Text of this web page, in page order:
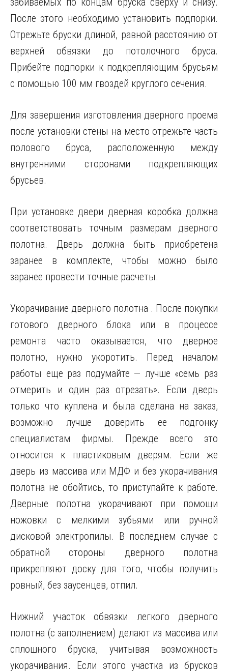
После этого необходимо установить подпорки.
Отрежьте бруски длиной, равной расстоянию от
верхней обвязки до потолочного бруса.
Прибейте подпорки к подкрепляющим брусьям
с помощью 100 мм гвоздей круглого сечения.
Для завершения изготовления дверного проема
после установки стены на место отрежьте часть
полового бруса, расположенную между
внутренними сторонами подкрепляющих
брусьев.
При установке двери дверная коробка должна
соответствовать точным размерам дверного
полотна. Дверь должна быть приобретена
заранее в комплекте, чтобы можно было
заранее провести точные расчеты.
Укорачивание дверного полотна . После покупки
готового дверного блока или в процессе
ремонта часто оказывается, что дверное
полотно, нужно укоротить. Перед началом
работы еще раз подумайте — лучше «семь раз
отмерить и один раз отрезать». Если дверь
только что куплена и была сделана на заказ,
возможно лучше доверить ее подгонку
специалистам фирмы. Прежде всего это
относится к пластиковым дверям. Если же
дверь из массива или МДФ и без укорачивания
полотна не обойтись, то приступайте к работе.
Дверные полотна укорачивают при помощи
ножовки с мелкими зубьями или ручной
дисковой электропилы. В последнем случае с
обратной стороны дверного полотна
прикрепляют доску для того, чтобы получить
ровный, без заусенцев, отпил.
Нижний участок обвязки легкого дверного
полотна (с заполнением) делают из массива или
сплошного бруска, учитывая возможность
укорачивания. Если этого участка из брусков